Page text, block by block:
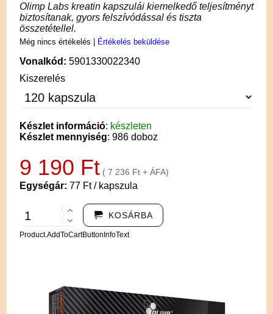
Olimp Labs kreatin kapszulái kiemelkedő teljesítményt
biztosítanak, gyors felszívódással és tiszta
összetétellel.
Még nincs értékelés Értékelés beküldése
Vonalkód: 5901330022340
Kiszerelés
Készlet információ: készleten
Készlet mennyiség: 986 doboz
9 190 Ft ( 7 236 Ft + ÁFA)
Egységár: 77 Ft / kapszula
KOSÁRBA
Product.AddToCartButtonInfoText